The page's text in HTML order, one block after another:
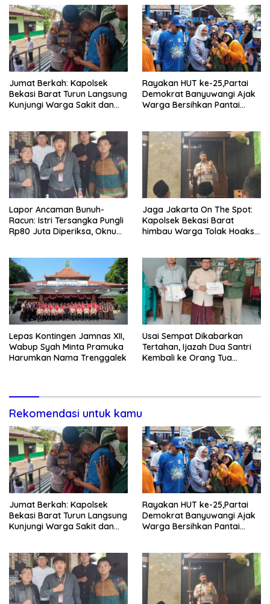
Jumat Berkah: Kapolsek
Bekasi Barat Turun Langsung
Kunjungi Warga Sakit dan
Rayakan HUT ke-25,Partai
Demokrat Banyuwangi Ajak
Warga Bersihkan Pantai
Lapor Ancaman Bunuh-
Racun: Istri Tersangka Pungli
Rp80 Juta Diperiksa, Oknum
Jaga Jakarta On The Spot:
Kapolsek Bekasi Barat
himbau Warga Tolak Hoaks
Lepas Kontingen Jamnas XII,
Wabup Syah Minta Pramuka
Harumkan Nama Trenggalek
Usai Sempat Dikabarkan
Tertahan, Ijazah Dua Santri
Kembali ke Orang Tua
Rekomendasi untuk kamu
Jumat Berkah: Kapolsek
Bekasi Barat Turun Langsung
Kunjungi Warga Sakit dan
Rayakan HUT ke-25,Partai
Demokrat Banyuwangi Ajak
Warga Bersihkan Pantai